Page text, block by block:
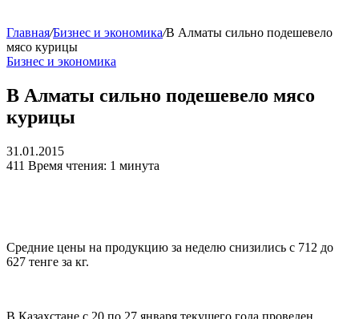
Главная/Бизнес и экономика/В Алматы сильно подешевело
мясо курицы
Бизнес и экономика
В Алматы сильно подешевело мясо
курицы
31.01.2015
411 Время чтения: 1 минута
Средние цены на продукцию за неделю снизились с 712 до
627 тенге за кг.